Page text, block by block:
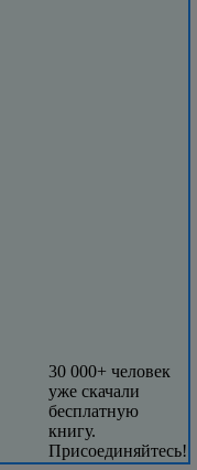
30 000+ человек
уже скачали
бесплатную
книгу.
Присоединяйтесь!